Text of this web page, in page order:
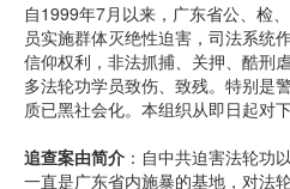
自1999年7月以来，广东省公、检
员实施群体灭绝性迫害，司法系统
信仰权利，非法抓捕、关押、酷刑
多法轮功学员致伤、致残。特别是
质已黑社会化。本组织从即日起对
追查案由简介 ：自中共迫害法轮功
一直是广东省内施暴的基地，对法